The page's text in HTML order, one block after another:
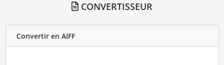
CONVERTISSEUR
Convertir en AIFF